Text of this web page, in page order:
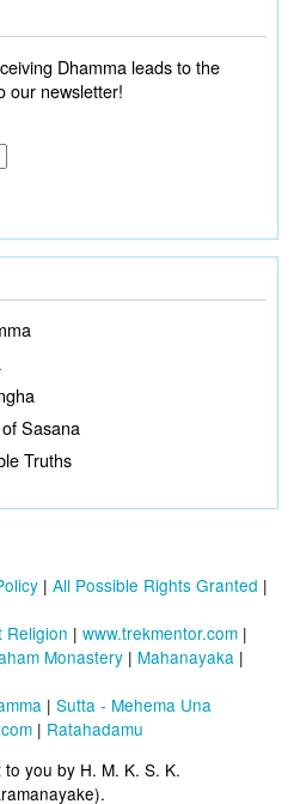
Dhamma leads to the
our newsletter!
Sasana
Truths
| All Possible Rights Granted |
Religion | www.trekmentor.com |
Monastery | Mahanayaka |
| Sutta - Mehema Una
| Ratahadamu
you by H. M. K. S. K.